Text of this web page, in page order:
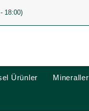
18:00)
Ürünler Mineraller